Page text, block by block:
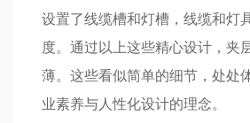
设置了线缆槽和灯槽，线缆和灯
度。通过以上这些精心设计，夹
薄。这些看似简单的细节，处处
业素养与人性化设计的理念。